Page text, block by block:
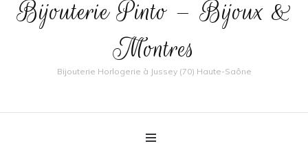
Bijouterie Pinto – Bijoux &
Montres
Bijouterie Horlogerie à Jussey (70) Haute-Saône